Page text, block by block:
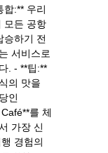
:** 우리
모든 공항
승하기 전
서비스로
. - **팁:**
의 맛을
인
를 체
가장 신
경험의